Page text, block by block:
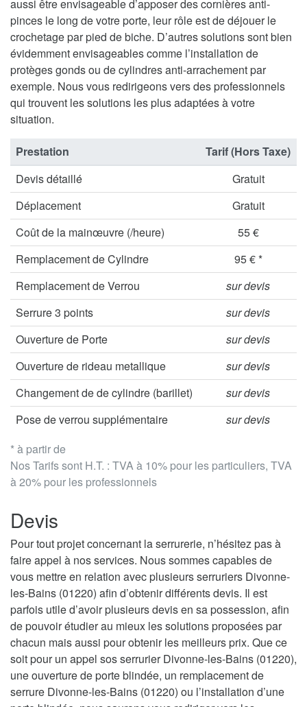
aussi être envisageable d’apposer des cornières anti-
pinces le long de votre porte, leur rôle est de déjouer le
crochetage par pied de biche. D’autres solutions sont bien
évidemment envisageables comme l’installation de
protèges gonds ou de cylindres anti-arrachement par
exemple. Nous vous redirigeons vers des professionnels
qui trouvent les solutions les plus adaptées à votre
situation.
* à partir de
Nos Tarifs sont H.T. : TVA à 10% pour les particuliers, TVA
à 20% pour les professionnels
Prestation
Tarif (Hors Taxe)
Devis détaillé
Gratuit
Déplacement
Gratuit
Coût de la mainœuvre (/heure)
55 €
Remplacement de Cylindre
95 € *
Remplacement de Verrou
sur devis
Serrure 3 points
sur devis
Ouverture de Porte
sur devis
Ouverture de rideau metallique
sur devis
Changement de de cylindre (barillet)
sur devis
Pose de verrou supplémentaire
sur devis
Devis
Pour tout projet concernant la serrurerie, n’hésitez pas à
faire appel à nos services. Nous sommes capables de
vous mettre en relation avec plusieurs serruriers Divonne-
les-Bains (01220) afin d’obtenir différents devis. Il est
parfois utile d’avoir plusieurs devis en sa possession, afin
de pouvoir étudier au mieux les solutions proposées par
chacun mais aussi pour obtenir les meilleurs prix. Que ce
soit pour un appel sos serrurier Divonne-les-Bains (01220),
une ouverture de porte blindée, un remplacement de
serrure Divonne-les-Bains (01220) ou l’installation d’une